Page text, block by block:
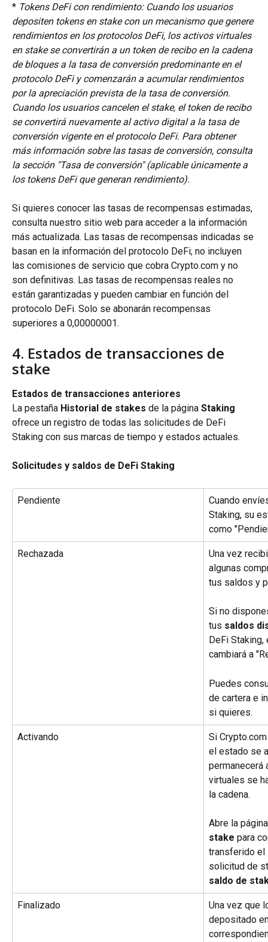
* Tokens DeFi con rendimiento: Cuando los usuarios
depositen tokens en stake con un mecanismo que genere
rendimientos en los protocolos DeFi, los activos virtuales
en stake se convertirán a un token de recibo en la cadena
de bloques a la tasa de conversión predominante en el
protocolo DeFi y comenzarán a acumular rendimientos
por la apreciación prevista de la tasa de conversión.
Cuando los usuarios cancelen el stake, el token de recibo
se convertirá nuevamente al activo digital a la tasa de
conversión vigente en el protocolo DeFi. Para obtener
más información sobre las tasas de conversión, consulta
la sección "Tasa de conversión" (aplicable únicamente a
los tokens DeFi que generan rendimiento).
Si quieres conocer las tasas de recompensas estimadas,
consulta nuestro sitio web para acceder a la información
más actualizada. Las tasas de recompensas indicadas se
basan en la información del protocolo DeFi; no incluyen
las comisiones de servicio que cobra Crypto.com y no
son definitivas. Las tasas de recompensas reales no
están garantizadas y pueden cambiar en función del
protocolo DeFi. Solo se abonarán recompensas
superiores a 0,00000001.
4. Estados de transacciones de
stake
Estados de transacciones anteriores
La pestaña Historial de stakes de la página Staking
ofrece un registro de todas las solicitudes de DeFi
Staking con sus marcas de tiempo y estados actuales.
Solicitudes y saldos de DeFi Staking
Pendiente
Cuando
Staking, su
como
Rechazada
Una vez
algunas
tus saldos y
Si no
tus saldos
DeFi
cambiará a
Puedes
de cartera e
si quieres.
Activando
Si
el estado se
virtuales se
la cadena.
Abre la
stake para
transferido
solicitud de
saldo de
Finalizado
Una vez que
depositado